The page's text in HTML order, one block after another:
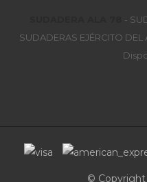
-
SUDADERAS EJÉRCITO DEL
© Copyright